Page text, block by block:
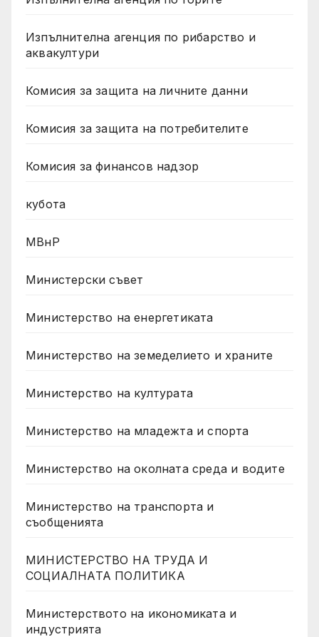
Изпълнителна агенция по рибарство и
аквакултури
Комисия за защита на личните данни
Комисия за защита на потребителите
Комисия за финансов надзор
кубота
МВнР
Министерски съвет
Министерство на енергетиката
Министерство на земеделието и храните
Министерство на културата
Министерство на младежта и спорта
Министерство на околната среда и водите
Министерство на транспорта и
съобщенията
МИНИСТЕРСТВО НА ТРУДА И
СОЦИАЛНАТА ПОЛИТИКА
Министерството на икономиката и
индустрията